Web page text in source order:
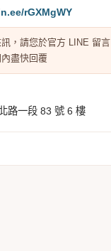
rGXMgWY
，請您於官方 LINE 留言
盡快回覆
路一段 83 號 6 樓